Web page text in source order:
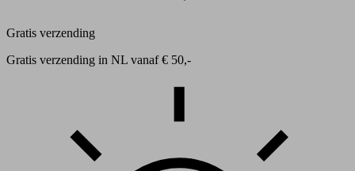
Gratis verzending
Gratis verzending in NL vanaf € 50,-